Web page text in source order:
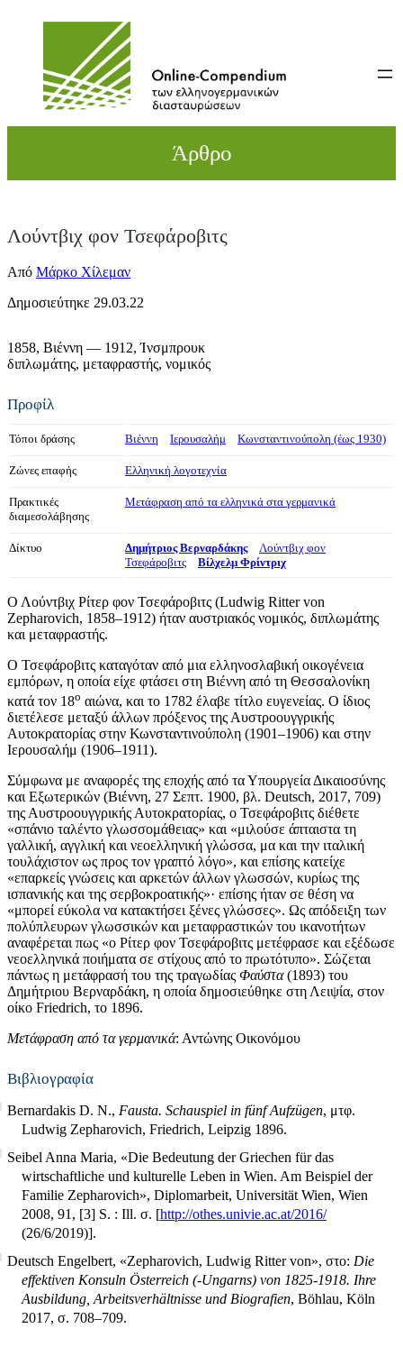
Άρθρο
Λούντβιχ φον Τσεφάροβιτς
Από Μάρκο Χίλεμαν
Δημοσιεύτηκε 29.03.22
1858, Βιέννη — 1912,Ίνσμπρουκ
διπλωμάτης μεταφραστής νομικός
Προφίλ
Τόποι δράσης Βιέννη Ιερουσαλήμ Κωνσταντινούπολη (έως 1930)
Ζώνες επαφής Ελληνική λογοτεχνία
Πρακτικές
διαμεσολάβησης
Μετάφραση από τα ελληνικά στα γερμανικά
Δίκτυο Δημήτριος Βερναρδάκης
Λούντβιχ φον
Τσεφάροβιτς
Βίλχελμ Φρίντριχ
Ο Λούντβιχ Ρίτερ φον Τσεφάροβιτς (Ludwig Ritter von
Zepharovich, 1858–1912) ήταν αυστριακός νομικός, διπλωμάτης
και μεταφραστής.
Ο Τσεφάροβιτς καταγόταν από μια ελληνοσλαβική οικογένεια
εμπόρων, η οποία είχε φτάσει στη Βιέννη από τη Θεσσαλονίκη
κατά τον 18ο αιώνα, και το 1782 έλαβε τίτλο ευγενείας. Ο ίδιος
διετέλεσε μεταξύ άλλων πρόξενος της Αυστροουγγρικής
Αυτοκρατορίας στην Κωνσταντινούπολη (1901–1906) και στην
Ιερουσαλήμ (1906–1911).
Σύμφωνα με αναφορές της εποχής από τα Υπουργεία Δικαιοσύνης
και Εξωτερικών (Βιέννη, 27 Σεπτ. 1900, βλ. Deutsch, 2017, 709)
της Αυστροουγγρικής Αυτοκρατορίας, ο Τσεφάροβιτς διέθετε
«σπάνιο ταλέντο γλωσσομάθειας» και «μιλούσε άπταιστα τη
γαλλική, αγγλική και νεοελληνική γλώσσα, μα και την ιταλική
τουλάχιστον ως προς τον γραπτό λόγο», και επίσης κατείχε
«επαρκείς γνώσεις και αρκετών άλλων γλωσσών, κυρίως της
ισπανικής και της σερβοκροατικής»· επίσης ήταν σε θέση να
«μπορεί εύκολα να κατακτήσει ξένες γλώσσες». Ως απόδειξη των
πολύπλευρων γλωσσικών και μεταφραστικών του ικανοτήτων
αναφέρεται πως «ο Ρίτερ φον Τσεφάροβιτς μετέφρασε και εξέδωσε
νεοελληνικά ποιήματα σε στίχους από το πρωτότυπο». Σώζεται
πάντως η μετάφρασή του της τραγωδίας Φαύστα(1893) του
Δημήτριου Βερναρδάκη, η οποία δημοσιεύθηκε στη Λειψία, στον
οίκο Friedrich, το 1896.
Μετάφραση από τα γερμανικά: Αντώνης Οικονόμου
Βιβλιογραφία
Bernardakis D. N., Fausta. Schauspiel in fünf Aufzügen, μτφ.
Ludwig Zepharovich, Friedrich, Leipzig 1896.
Seibel Anna Maria, «Die Bedeutung der Griechen für das
wirtschaftliche und kulturelle Leben in Wien. Am Beispiel der
Familie Zepharovich», Diplomarbeit, Universität Wien, Wien
2008, 91, [3] S. : Ill. σ. [http://othes.univie.ac.at/2016/
(26/6/2019)].
Deutsch Engelbert, «Zepharovich, Ludwig Ritter von», στο: Die
effektiven Konsuln Österreich (-Ungarns) von 1825-1918. Ihre
Ausbildung, Arbeitsverhältnisse und Biografien, Böhlau, Köln
2017, σ. 708–709.